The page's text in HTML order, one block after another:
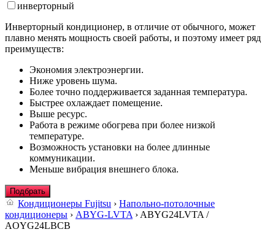
инверторный
Инверторный кондиционер, в отличие от обычного, может
плавно менять мощность своей работы, и поэтому имеет ряд
преимуществ:
Экономия электроэнергии.
Ниже уровень шума.
Более точно поддерживается заданная температура.
Быстрее охлаждает помещение.
Выше ресурс.
Работа в режиме обогрева при более низкой
температуре.
Возможность установки на более длинные
коммуникации.
Меньше вибрация внешнего блока.
Подбрать
Кондиционеры Fujitsu › Напольно-потолочные
кондиционеры › ABYG-LVTA › ABYG24LVTA /
AOYG24LBCB